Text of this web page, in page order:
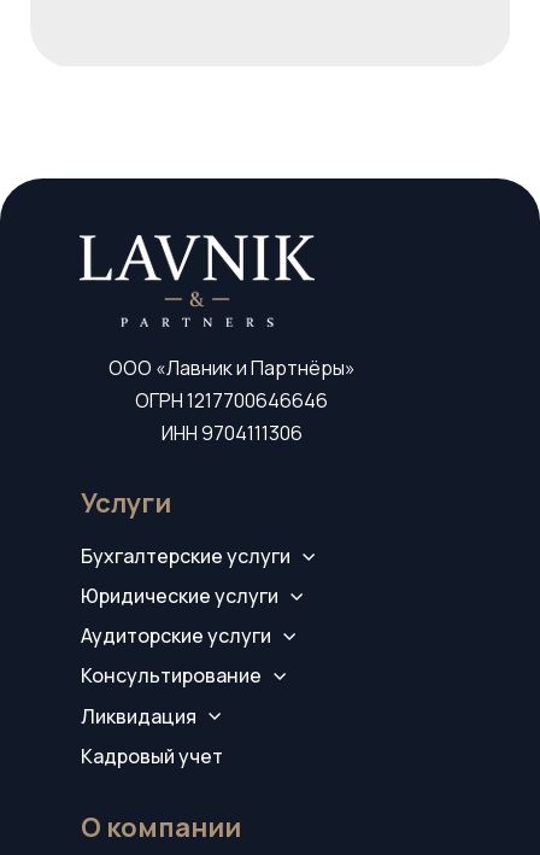
ООО «Лавник и Партнёры»
ОГРН 1217700646646
ИНН 9704111306
Услуги
Бухгалтерские услуги
Юридические услуги
Аудиторские услуги
Консультирование
Ликвидация
Кадровый учет
О компании